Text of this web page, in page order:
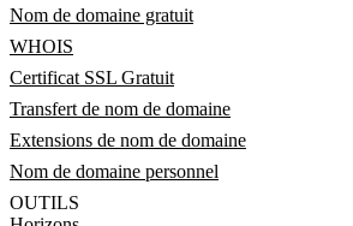
Nom de domaine gratuit
WHOIS
Certificat SSL Gratuit
Transfert de nom de domaine
Extensions de nom de domaine
Nom de domaine personnel
OUTILS